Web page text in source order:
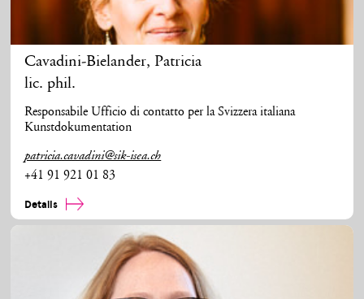
Cavadini-Bielander, Patricia
lic. phil.
Responsabile Ufficio di contatto per la Svizzera italiana
Kunstdokumentation
patricia.cavadini@sik-isea.ch
+41 91 921 01 83
Details